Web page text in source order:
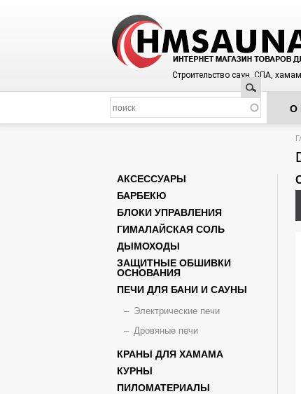
Строительство саун, СПА,
Поиск
О
АКСЕССУАРЫ
БАРБЕКЮ
БЛОКИ УПРАВЛЕНИЯ
ГИМАЛАЙСКАЯ СОЛЬ
ДЫМОХОДЫ
ЗАЩИТНЫЕ ОБШИВКИ
ОСНОВАНИЯ
ПЕЧИ ДЛЯ БАНИ И САУНЫ
Электрические печи
Дровяные печи
КРАНЫ ДЛЯ ХАМАМА
КУРНЫ
ПИЛОМАТЕРИАЛЫ